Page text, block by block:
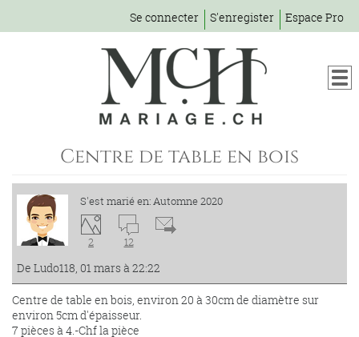
Se connecter S'enregister Espace Pro
Centre de table en bois
S'est marié en: Automne 2020
2 12
De Ludo118, 01 mars à 22:22
Centre de table en bois, environ 20 à 30cm de diamètre sur
environ 5cm d'épaisseur.
7 pièces à 4.-Chf la pièce